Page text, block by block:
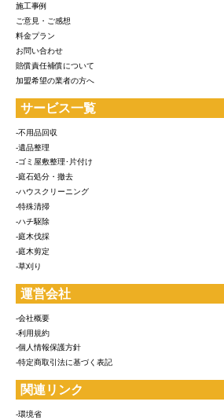
施工事例
ご意見・ご感想
料金プラン
お問い合わせ
賠償責任補償について
加盟希望の業者の方へ
サービス一覧
-不用品回収
-遺品整理
-ゴミ屋敷整理･片付け
-庭石処分・撤去
-ハウスクリーニング
-特殊清掃
-ハチ駆除
-庭木伐採
-庭木剪定
-草刈り
運営会社
-会社概要
-利用規約
-個人情報保護方針
-特定商取引法に基づく表記
関連リンク
-環境省